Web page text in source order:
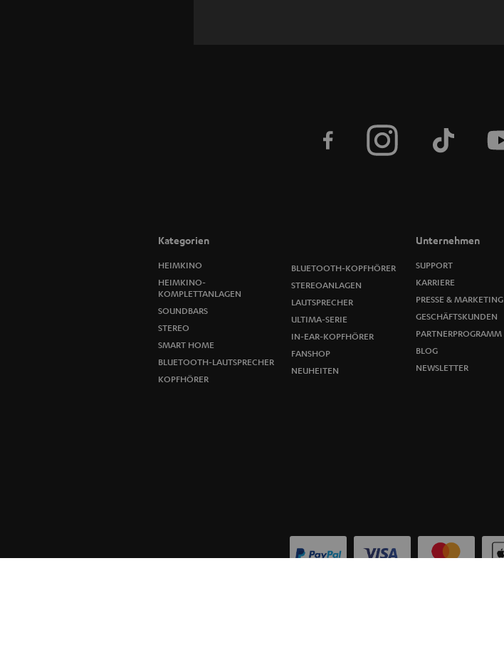
e
r
e
d
Kategorien
HEIMKINO
HEIMKINO-
KOMPLETTANLAGEN
SOUNDBARS
STEREO
SMART HOME
BLUETOOTH-LAUTSPRECHER
KOPFHÖRER
BLUETOOTH-KOPFHÖRER
STEREOANLAGEN
LAUTSPRECHER
ULTIMA-SERIE
IN-EAR-KOPFHÖRER
FANSHOP
NEUHEITEN
Unternehmen
SUPPORT
KARRIERE
PRESSE & MARKETING
GESCHÄFTSKUNDEN
PARTNERPROGRAMM
BLOG
NEWSLETTER